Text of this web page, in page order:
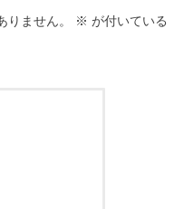
ません。 ※ が付いている